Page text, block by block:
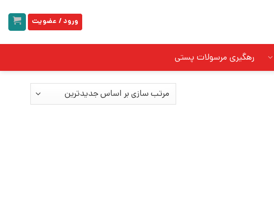
ورود / عضویت
رهگیری مرسولات پستی